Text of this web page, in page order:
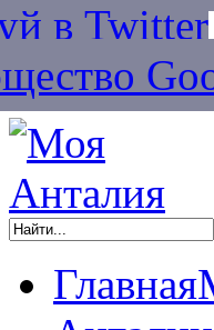
в Twitter
Главная